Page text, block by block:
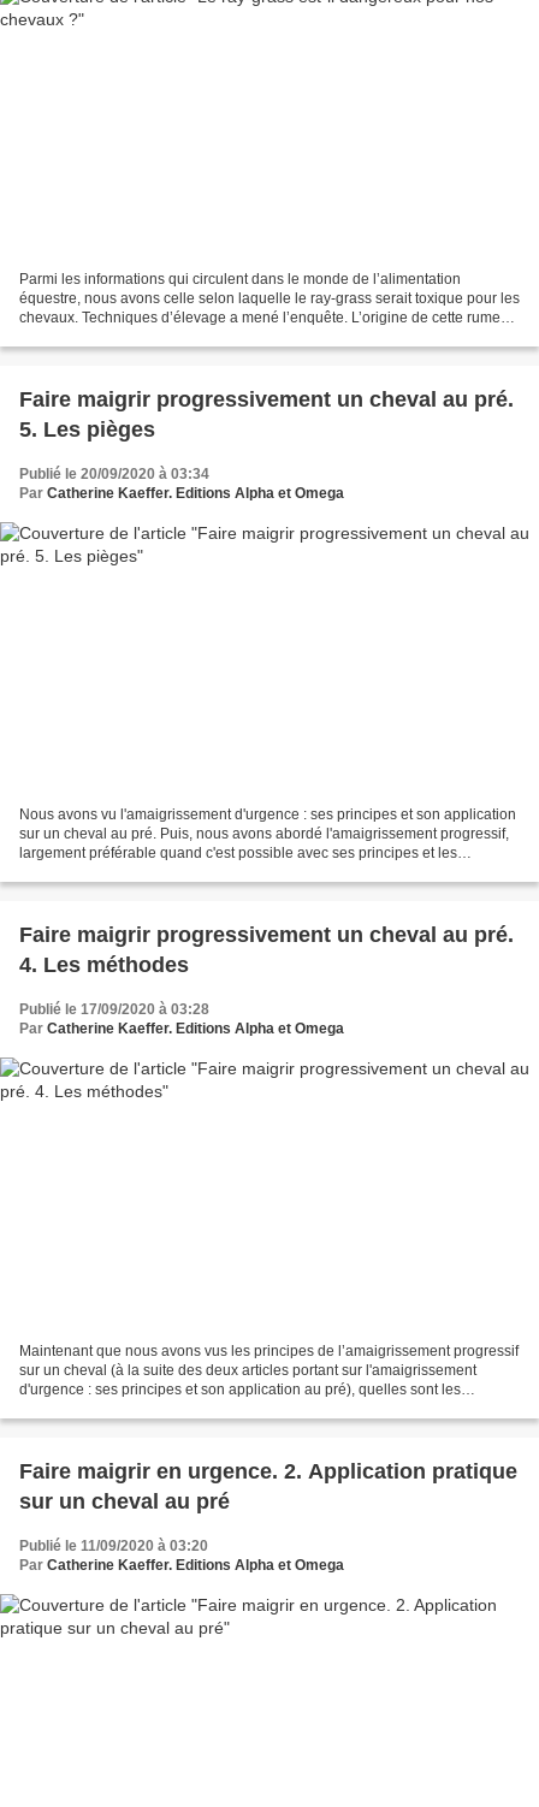
Parmi les informations qui circulent dans le monde de l’alimentation
équestre, nous avons celle selon laquelle le ray-grass serait toxique pour les
chevaux. Techniques d’élevage a mené l’enquête. L’origine de cette rumeur
Faire maigrir progressivement un cheval au pré.
5. Les pièges
Publié le 20/09/2020 à 03:34
Par Catherine Kaeffer. Editions Alpha et Omega
Nous avons vu l'amaigrissement d'urgence : ses principes et son application
sur un cheval au pré. Puis, nous avons abordé l'amaigrissement progressif,
largement préférable quand c'est possible avec ses principes et les
Faire maigrir progressivement un cheval au pré.
4. Les méthodes
Publié le 17/09/2020 à 03:28
Par Catherine Kaeffer. Editions Alpha et Omega
Maintenant que nous avons vus les principes de l’amaigrissement progressif
sur un cheval (à la suite des deux articles portant sur l'amaigrissement
d'urgence : ses principes et son application au pré), quelles sont les
Faire maigrir en urgence. 2. Application pratique
sur un cheval au pré
Publié le 11/09/2020 à 03:20
Par Catherine Kaeffer. Editions Alpha et Omega